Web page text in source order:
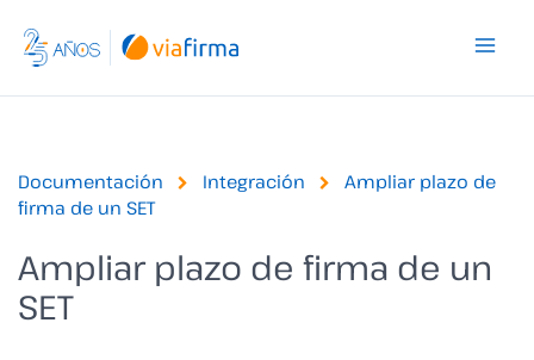
contenido
Documentación Integración
Ampliar plazo de
firma de un SET
Ampliar plazo de firma de un
SET